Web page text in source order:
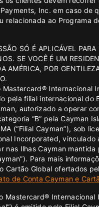
Inc. em caso de
relacionada ao Programa
SÓ É APLICÁVEL
SE VOCÊ É UM
AMÉRICA, POR
Internacional
pela filial internacional do
autorizado a operar
“B” pela Cayman
(“Filial Cayman”), sob
Incorporated, vinculado
nas Ilhas Cayman mantida
Para mais
Cartão Global ofertados
de Conta Cayman e
Mastercard® Internacional